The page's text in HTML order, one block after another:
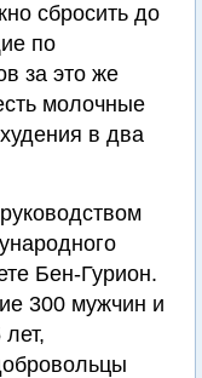
сбросить до
по
за это же
молочные
в два
Бен-Гурион.
300 мужчин и